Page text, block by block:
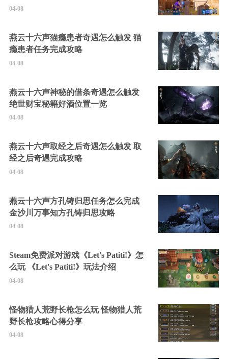
的隐藏角色
04-08
燕云十六声猫瘾患者奇遇怎么触发 猫
瘾患者任务完成攻略
04-08
燕云十六声神秘的借条奇遇怎么触发
绝世财宝秘籍好酒位置一览
04-08
燕云十六声取经之后奇遇怎么触发 取
经之后奇遇完成攻略
04-08
燕云十六声方孔铸归思任务怎么完成
金沙川万事知方孔铸归思攻略
04-08
Steam免费派对游戏《Let's Patiti!》怎
么玩 《Let's Patiti!》玩法介绍
04-08
怪物猎人荒野长枪怎么玩 怪物猎人荒
野长枪攻略心得分享
04-08